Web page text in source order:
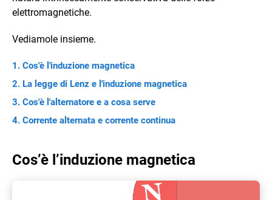
elettromagnetiche.
Vediamole insieme.
Cos'è l'induzione magnetica
La legge di Lenz e l'induzione magnetica
Cos'è l'alternatore e a cosa serve
Corrente alternata e corrente continua
Cos’è l’induzione magnetica